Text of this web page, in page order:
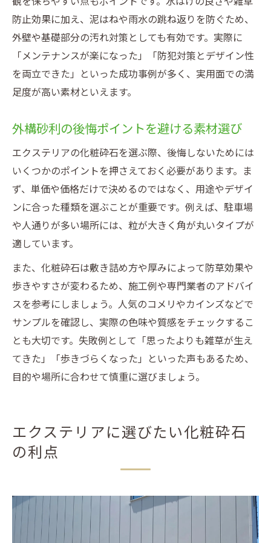
防止効果に加え、泥はねや雨水の跳ね返りを防ぐため、
外壁や基礎部分の汚れ対策としても有効です。実際に
「メンテナンスが楽になった」「防犯対策とデザイン性
を両立できた」といった成功事例が多く、実用面での満
足度が高い素材といえます。
外構砂利の後悔ポイントを避ける素材選び
エクステリアの化粧砕石を選ぶ際、後悔しないためには
いくつかのポイントを押さえておく必要があります。ま
ず、単価や価格だけで決めるのではなく、用途やデザイ
ンに合った種類を選ぶことが重要です。例えば、駐車場
や人通りが多い場所には、粒が大きく角が丸いタイプが
適しています。
また、化粧砕石は敷き詰め方や厚みによって防草効果や
歩きやすさが変わるため、施工例や専門業者のアドバイ
スを参考にしましょう。人気のコメリやカインズなどで
サンプルを確認し、実際の色味や質感をチェックするこ
とも大切です。失敗例として「思ったよりも雑草が生え
てきた」「歩きづらくなった」といった声もあるため、
目的や場所に合わせて慎重に選びましょう。
エクステリアに選びたい化粧砕石
の利点